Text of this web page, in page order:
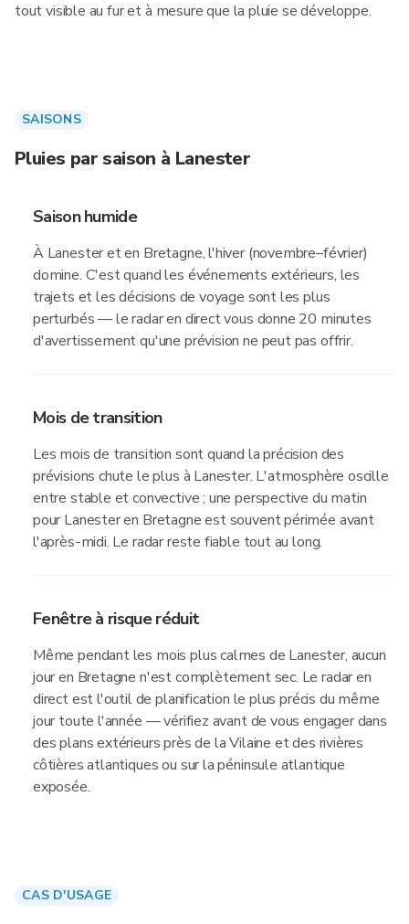
tout visible au fur et à mesure que la pluie se développe.
SAISONS
Pluies par saison à Lanester
Saison humide
À Lanester et en Bretagne, l'hiver (novembre–février)
domine. C'est quand les événements extérieurs, les
trajets et les décisions de voyage sont les plus
perturbés — le radar en direct vous donne 20 minutes
d'avertissement qu'une prévision ne peut pas offrir.
Mois de transition
Les mois de transition sont quand la précision des
prévisions chute le plus à Lanester. L'atmosphère oscille
entre stable et convective ; une perspective du matin
pour Lanester en Bretagne est souvent périmée avant
l'après-midi. Le radar reste fiable tout au long.
Fenêtre à risque réduit
Même pendant les mois plus calmes de Lanester, aucun
jour en Bretagne n'est complètement sec. Le radar en
direct est l'outil de planification le plus précis du même
jour toute l'année — vérifiez avant de vous engager dans
des plans extérieurs près de la Vilaine et des rivières
côtières atlantiques ou sur la péninsule atlantique
exposée.
CAS D'USAGE